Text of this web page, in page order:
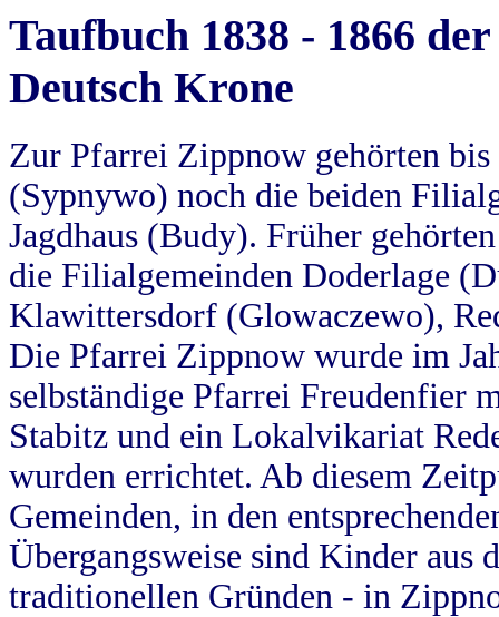
Taufbuch 1838 - 1866
Deutsch Krone
Zur Pfarrei Zippnow gehörten
(Sypnywo) noch die beiden
Jagdhaus (Budy). Früher
die Filialgemeinden Doderlage
Klawittersdorf (Glowaczewo),
Die Pfarrei Zippnow wurde im
selbständige Pfarrei Freudenfier
Stabitz und ein Lokalvikariat
wurden errichtet. Ab diesem
Gemeinden, in den
Übergangsweise sind Kinder aus
traditionellen Gründen - in